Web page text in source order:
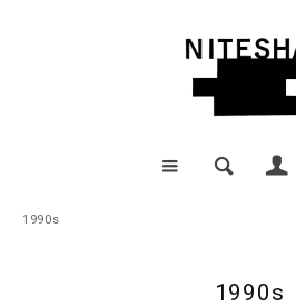
1990s
1990s